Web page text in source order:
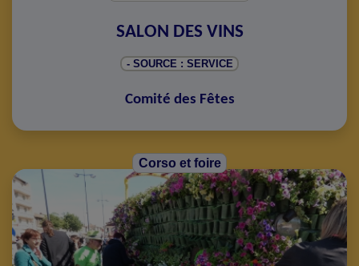
SALON DES VINS
- SOURCE : SERVICE
Comité des Fêtes
Corso et foire